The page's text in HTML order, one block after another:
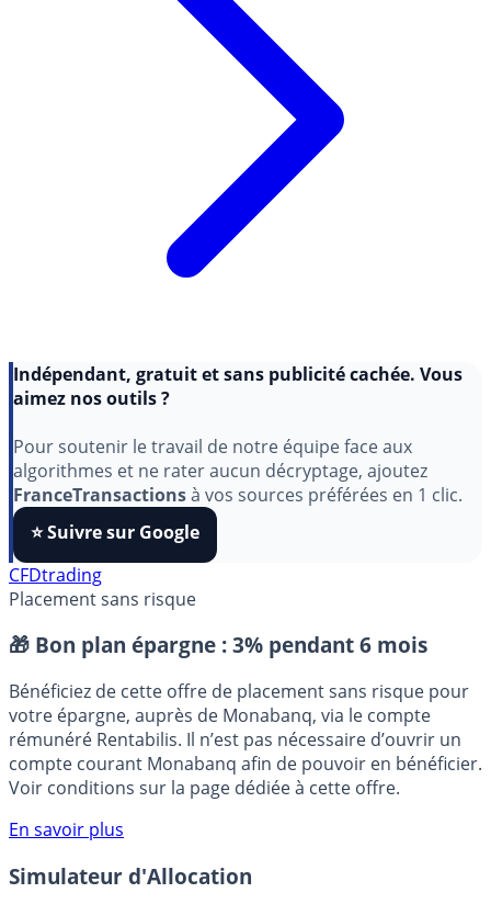
aimez nos outils ?
Pour soutenir le travail de notre équipe face aux
algorithmes et ne rater aucun décryptage, ajoutez
FranceTransactionsà vos sources préférées en 1 clic.
⭐️ Suivre sur Google
Placement sans risque
🎁 Bon plan épargne : 3% pendant 6 mois
Bénéficiez de cette offre de placement sans risque pour
votre épargne, auprès de Monabanq, via le compte
rémunéré Rentabilis. Il n’est pas nécessaire d’ouvrir un
Voir conditions sur la page dédiée à cette offre.
En savoir plus